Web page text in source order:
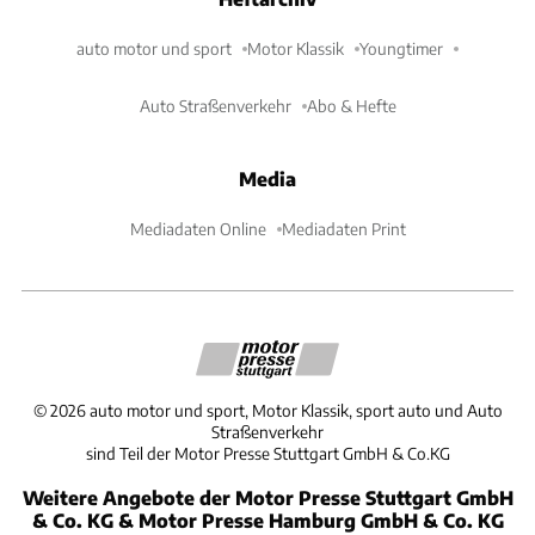
auto motor und sport Motor Klassik Youngtimer
Auto Straßenverkehr Abo & Hefte
Media
Mediadaten Online Mediadaten Print
©2026 auto motor und sport, Motor Klassik, sport auto und Auto
Straßenverkehr
sind Teil der Motor Presse Stuttgart GmbH & Co.KG
Weitere Angebote der Motor Presse Stuttgart GmbH
& Co. KG & Motor Presse Hamburg GmbH & Co. KG